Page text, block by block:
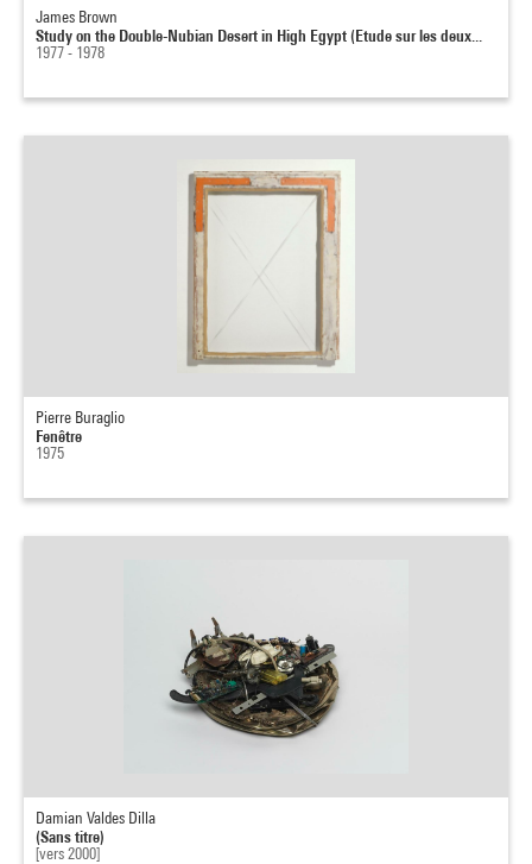
James Brown
Study on the Double-Nubian Desert in High Egypt (Etude sur les deux...
1977 - 1978
Pierre Buraglio
Fenêtre
1975
Damian Valdes Dilla
(Sans titre)
[vers 2000]